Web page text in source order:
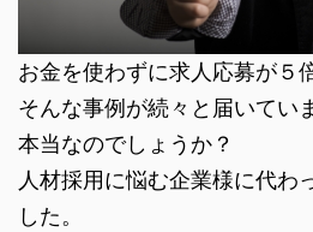
お金を使わずに求人応募が５
そんな事例が続々と届いてい
本当なのでしょうか？
人材採用に悩む企業様に代わ
した。